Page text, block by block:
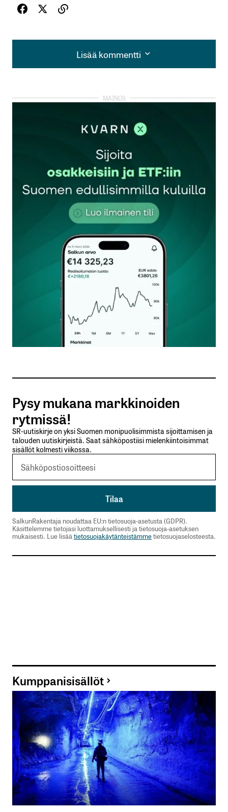
Lisää kommentti
Lisää kommentti
kirjautua
rekisteröityä
Sähköpostiosoitettasi ei julkaista.Pakolliset
kentät on merkitty*
Kommentti*
Nimesi tai nimimerkkisi
Sähköpostiosoitteesi
Tilaa SalkunRakentajan uutiskirje
Lähetä kommentti
Pysy mukana markkinoiden
rytmissä!
SR-uutiskirje on yksi Suomen monipuolisimmista sijoittamisen ja
talouden uutiskirjeistä. Saat sähköpostiisi mielenkiintoisimmat
sisällöt kolmesti viikossa.
SalkunRakentaja noudattaa EU:n tietosuoja-asetusta (GDPR).
Käsittelemme tietojasi luottamuksellisesti ja tietosuoja-asetuksen
mukaisesti. Lue lisäätietosuojakäytänteistämmetietosuojaselosteesta.
Kumppanisisällöt